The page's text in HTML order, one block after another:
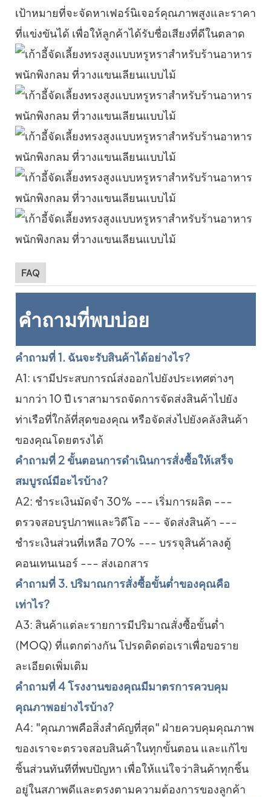
เป้าหมายที่จะจัดหาเฟอร์นิเจอร์คุณภาพสูงและราคา
ที่แข่งขันได้ เพื่อให้ลูกค้าได้รับชื่อเสียงที่ดีในตลาด
FAQ
คำถามที่พบบ่อย
คำถามที่ 1. ฉันจะรับสินค้าได้อย่างไร?
A1: เรามีประสบการณ์ส่งออกไปยังประเทศต่างๆ
มากว่า 10 ปี เราสามารถจัดการจัดส่งสินค้าไปยัง
ท่าเรือที่ใกล้ที่สุดของคุณ หรือจัดส่งไปยังคลังสินค้า
ของคุณโดยตรงได้
คำถามที่ 2 ขั้นตอนการดำเนินการสั่งซื้อให้เสร็จ
สมบูรณ์มีอะไรบ้าง?
A2: ชำระเงินมัดจำ 30% --- เริ่มการผลิต ---
ตรวจสอบรูปภาพและวิดีโอ --- จัดส่งสินค้า ---
ชำระเงินส่วนที่เหลือ 70% --- บรรจุสินค้าลงตู้
คอนเทนเนอร์ --- ส่งเอกสาร
คำถามที่ 3. ปริมาณการสั่งซื้อขั้นต่ำของคุณคือ
เท่าไร?
A3: สินค้าแต่ละรายการมีปริมาณสั่งซื้อขั้นต่ำ
(MOQ) ที่แตกต่างกัน โปรดติดต่อเราเพื่อขอราย
ละเอียดเพิ่มเติม
คำถามที่ 4 โรงงานของคุณมีมาตรการควบคุม
คุณภาพอย่างไรบ้าง?
A4: "คุณภาพคือสิ่งสำคัญที่สุด" ฝ่ายควบคุมคุณภาพ
ของเราจะตรวจสอบสินค้าในทุกขั้นตอน และแก้ไข
ชิ้นส่วนทันทีที่พบปัญหา เพื่อให้แน่ใจว่าสินค้าทุกชิ้น
อยู่ในสภาพดีและตรงตามความต้องการของลูกค้า